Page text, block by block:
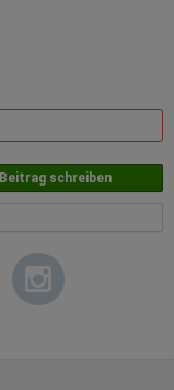
Beitrag schreiben